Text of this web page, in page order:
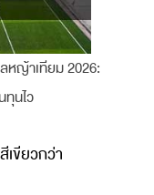
หญ้าเทียม 2026:
ทุนไว
ขียวกว่า